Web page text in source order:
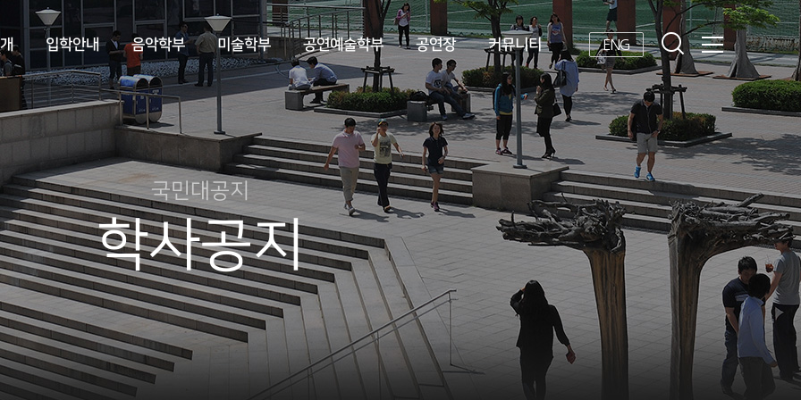
입학안내 음악학부 미술학부 공연예술학부 공연장 커뮤니티 ENG
국민대공지
학사공지